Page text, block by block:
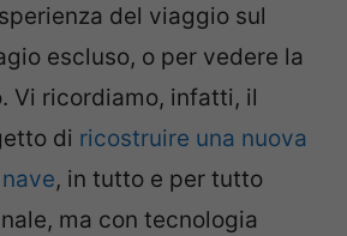
del viaggio sul
escluso, o per vedere la
Vi ricordiamo, infatti, il
di ricostruire una nuova
, in tutto e per tutto
ma con tecnologia